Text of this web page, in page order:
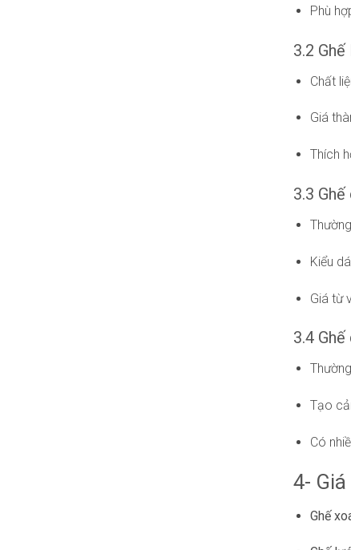
Phù
3.2
Chất
Giá
Thích
3.3
Kiểu
Giá từ
3.4
Tạo
Có
4-
Ghế